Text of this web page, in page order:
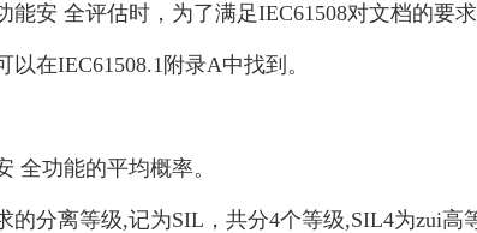
安 全评估时，为了满足IEC61508对文档的要
在IEC61508.1附录A中找到。
全功能的平均概率。
分离等级,记为SIL，共分4个等级,SIL4为zui高